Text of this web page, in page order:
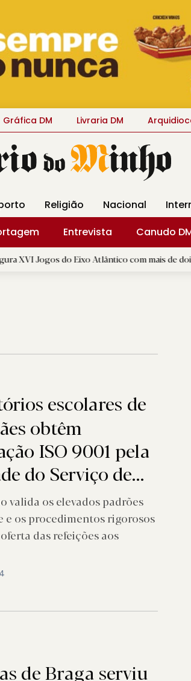
Gráfica DM Livraria DM
Religião Nacional
Entrevista
Canudo
Eixo Atlântico com mais de dois mil atletas
escolares de
obtêm
ISO 9001 pela
do Serviço de
valida os elevados padrões
e os procedimentos rigorosos
das refeições aos
de Braga serviu